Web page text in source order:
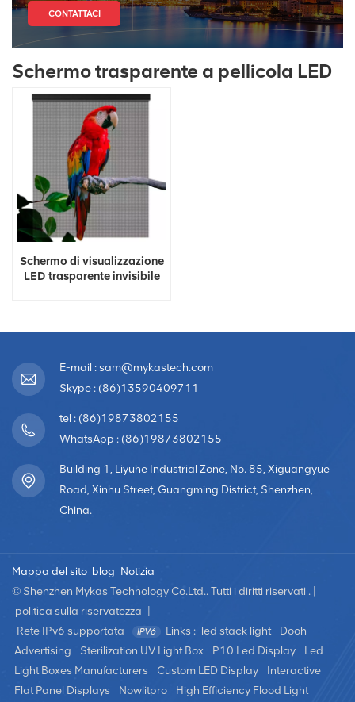
CONTATTACI
Schermo trasparente a pellicola LED
Schermo di visualizzazione
LED trasparente invisibile
E-mail : sam@mykastech.com
Skype : (86)13590409711
tel : (86)19873802155
WhatsApp : (86)19873802155
Building 1, Liyuhe Industrial Zone, No. 85, Xiguangyue
Road, Xinhu Street, Guangming District, Shenzhen,
China.
Mappa del sito blog Notizia
© Shenzhen Mykas Technology Co.Ltd.. Tutti i diritti riservati . |
politica sulla riservatezza
Rete IPv6 supportata
Links : led stack light
Dooh
Advertising
Sterilization UV Light Box P10 Led Display
Led
Light Boxes Manufacturers
Custom LED Display
Interactive
Flat Panel Displays
Nowlitpro High Efficiency Flood Light